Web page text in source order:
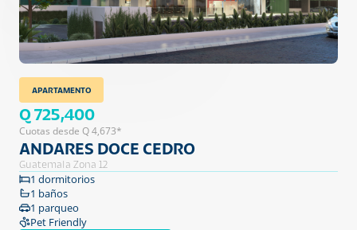
APARTAMENTO
Q 725,400
Cuotas desde Q 4,673*
ANDARES DOCE CEDRO
Guatemala Zona 12
1 dormitorios
1 baños
1 parqueo
Pet Friendly